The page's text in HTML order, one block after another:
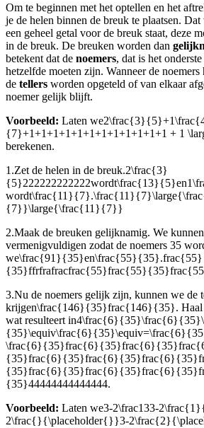
Om te beginnen met het optellen en het
je de helen binnen de breuk te plaatsen.
een geheel getal voor de breuk staat, deze
in de breuk. De breuken worden dan
betekent dat de noemers, dat is het
hetzelfde moeten zijn. Wanneer de
de tellers worden opgeteld of van elkaar
noemer gelijk blijft.
Voorbeeld: Laten we
{7}+1+1+1+1+1+1+1+1+1+1+1+1 + 1
berekenen.
1.Zet de helen in de breuk.2\frac{3}
{5}222222222222wordt\frac{13}{5}en
wordt
{7}}\large{\frac{11}{7}}
2.Maak de breuken gelijknamig. We
vermenigvuldigen zodat de noemers 35
we\frac{91}{35}en\frac{55}{35}.frac{55}
3.Nu de noemers gelijk zijn, kunnen we de
krijgen\frac{146}{35}frac{146}{35}.
wat resulteert in
{35}44444444444444.
Voorbeeld: Laten we3-2\frac133-
2\frac{}{\placeholder{}}3-